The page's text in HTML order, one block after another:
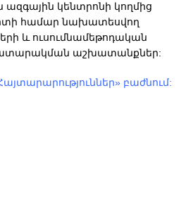
կենտրոնի կողմից
համար նախատեսվող
և ուսումնամեթոդական
աշխատանքներ:
բաժնում: